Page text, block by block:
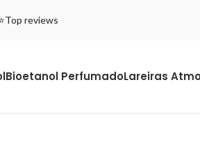
reviews
Bioetanol PerfumadoLareiras